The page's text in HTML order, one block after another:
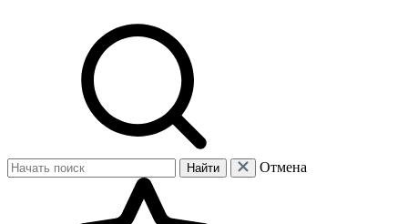
Найти Отмена